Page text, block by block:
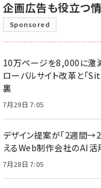
企画広告も役立つ情
Sponsored
10万ページを8,000に激
ローバルサイト改革と「
裏
7月29日 7:05
デザイン提案が「2週間
えるWeb制作会社のAI活
7月28日 7:05